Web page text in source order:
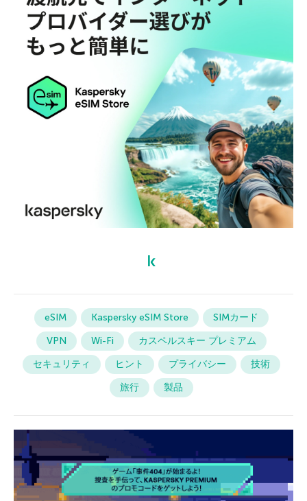
eSIM Kaspersky eSIM Store
SIMカード
VPN
Wi-Fi
カスペルスキー プレミアム
セキュリティ
ヒント プライバシー
技術
旅行
製品